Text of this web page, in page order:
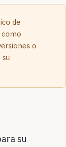
de
como
o
su